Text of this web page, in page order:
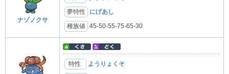
ナゾノクサ
夢特性 にげあし
種族値 45-50-55-75-65-30
特性 ようりょくそ